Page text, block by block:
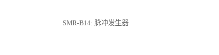
SMR-B14: 脉冲发生器